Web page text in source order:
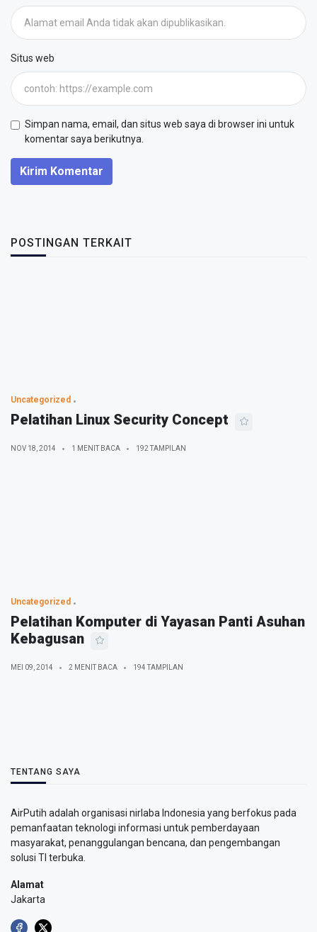
Situs web
Simpan nama, email, dan situs web saya di browser ini untuk
komentar saya berikutnya.
Kirim Komentar
POSTINGAN TERKAIT
Uncategorized
Pelatihan Linux Security Concept
NOV 18, 2014 1 MENIT BACA 192 TAMPILAN
Uncategorized
Pelatihan Komputer di Yayasan Panti Asuhan
Kebagusan
MEI 09, 2014 2 MENIT BACA 194 TAMPILAN
TENTANG SAYA
AirPutih adalah organisasi nirlaba Indonesia yang berfokus pada
pemanfaatan teknologi informasi untuk pemberdayaan
masyarakat, penanggulangan bencana, dan pengembangan
solusi TI terbuka.
Alamat
Jakarta